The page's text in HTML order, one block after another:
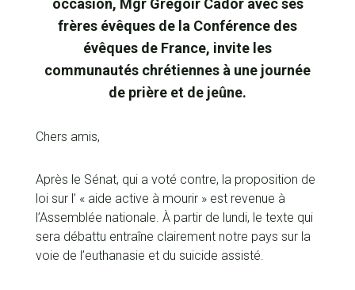
occasion, Mgr Grégoir Cador avec ses
frères évêques de la Conférence des
évêques de France, invite les
communautés chrétiennes à une journée
de prière et de jeûne.
Chers amis,
Après le Sénat, qui a voté contre, la proposition de
loi sur l’ « aide active à mourir » est revenue à
l’Assemblée nationale. À partir de lundi, le texte qui
sera débattu entraîne clairement notre pays sur la
voie de l’euthanasie et du suicide assisté.